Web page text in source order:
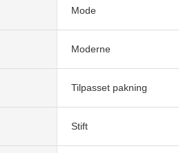
Mode
Moderne
Tilpasset pakning
Stift